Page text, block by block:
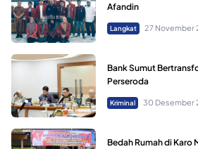
Afandin
Langkat 27 November
Bank Sumut
Perseroda
Kriminal 30 Desember
Bedah Rumah di Karo